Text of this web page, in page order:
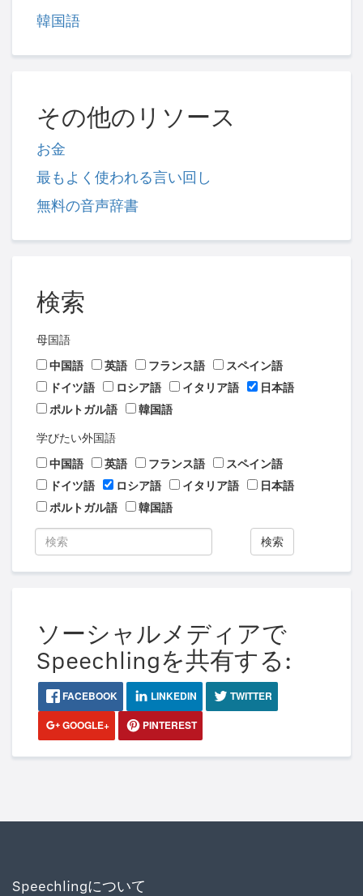
韓国語
その他のリソース
お金
最もよく使われる言い回し
無料の音声辞書
検索
母国語
中国語
英語 フランス語
スペイン語
ドイツ語
ロシア語 イタリア語
日本語
ポルトガル語
韓国語
学びたい外国語
中国語
英語 フランス語
スペイン語
ドイツ語
ロシア語 イタリア語
日本語
ポルトガル語
韓国語
検索
ソーシャルメディアで
Speechlingを共有する:
FACEBOOK LINKEDIN
TWITTER
GOOGLE+
PINTEREST
Speechlingについて